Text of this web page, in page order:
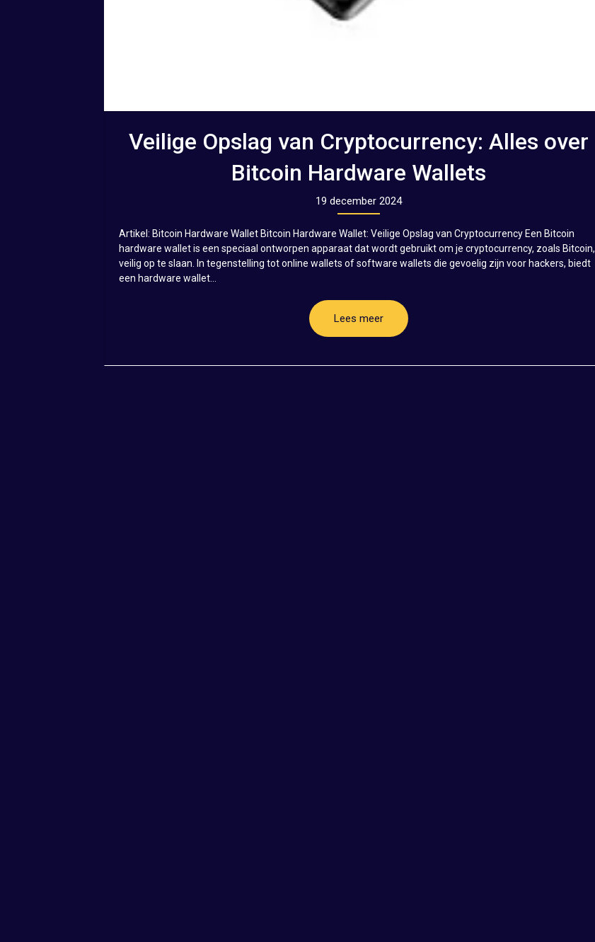
Veilige Opslag van Cryptocurrency: Alles over
Bitcoin Hardware Wallets
19 december 2024
Artikel: Bitcoin Hardware Wallet Bitcoin Hardware Wallet: Veilige Opslag van Cryptocurrency Een Bitcoin
hardware wallet is een speciaal ontworpen apparaat dat wordt gebruikt om je cryptocurrency, zoals Bitcoin,
veilig op te slaan. In tegenstelling tot online wallets of software wallets die gevoelig zijn voor hackers, biedt
een hardware wallet...
Lees meer